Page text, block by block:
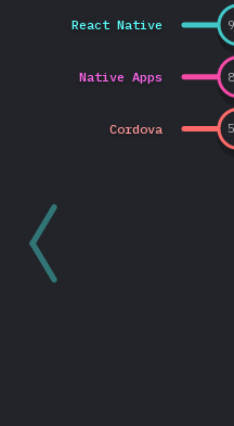
React Native
Native Apps
Cordova